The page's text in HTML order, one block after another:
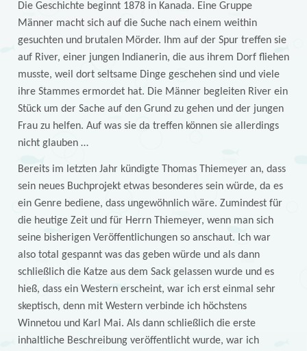
Die Geschichte beginnt 1878 in Kanada. Eine Gruppe
Männer macht sich auf die Suche nach einem weithin
gesuchten und brutalen Mörder. Ihm auf der Spur treffen sie
auf River, einer jungen Indianerin, die aus ihrem Dorf fliehen
musste, weil dort seltsame Dinge geschehen sind und viele
ihre Stammes ermordet hat. Die Männer begleiten River ein
Stück um der Sache auf den Grund zu gehen und der jungen
Frau zu helfen. Auf was sie da treffen können sie allerdings
nicht glauben …
Bereits im letzten Jahr kündigte Thomas Thiemeyer an, dass
sein neues Buchprojekt etwas besonderes sein würde, da es
ein Genre bediene, dass ungewöhnlich wäre. Zumindest für
die heutige Zeit und für Herrn Thiemeyer, wenn man sich
seine bisherigen Veröffentlichungen so anschaut. Ich war
also total gespannt was das geben würde und als dann
schließlich die Katze aus dem Sack gelassen wurde und es
hieß, dass ein Western erscheint, war ich erst einmal sehr
skeptisch, denn mit Western verbinde ich höchstens
Winnetou und Karl Mai. Als dann schließlich die erste
inhaltliche Beschreibung veröffentlicht wurde, war ich